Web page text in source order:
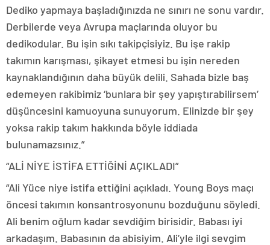
Dediko yapmaya başladığınızda ne sınırı ne sonu vardır.
Derbilerde veya Avrupa maçlarında oluyor bu
dedikodular. Bu işin sıkı takipçisiyiz. Bu işe rakip
takımın karışması, şikayet etmesi bu işin nereden
kaynaklandığının daha büyük delili. Sahada bizle baş
edemeyen rakibimiz ‘bunlara bir şey yapıştırabilirsem’
düşüncesini kamuoyuna sunuyorum. Elinizde bir şey
yoksa rakip takım hakkında böyle iddiada
bulunamazsınız.”
“ALİ NİYE İSTİFA ETTİĞİNİ AÇIKLADI”
“Ali Yüce niye istifa ettiğini açıkladı. Young Boys maçı
öncesi takımın konsantrosyonunu bozduğunu söyledi.
Ali benim oğlum kadar sevdiğim birisidir. Babası iyi
arkadaşım. Babasının da abisiyim. Ali’yle ilgi sevgim